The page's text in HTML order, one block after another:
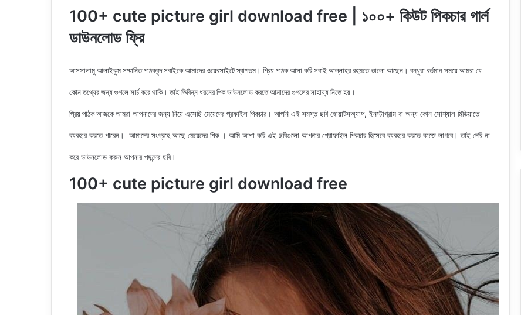
100+ cute picture girl download free | ১০০+ কিউট পিকচার গার্ল
ডাউনলোড ফ্রি
আসসালামু আলাইকুম সম্মানিত পাঠকবৃন্দ সবাইকে আমাদের ওয়েবসাইটে স্বাগতম। প্রিয় পাঠক আসা করি সবাই আল্লাহর রহমতে ভালো আছেন। বন্ধুরা বর্তমান সময়ে আমরা যে
কোন তথ্যের জন্য গুগলে সার্চ করে থাকি। তাই ভিবিন্ন ধরনের পিক ডাউনলোড করতে আমাদের গুগলের সাহায্য নিতে হয়।
প্রিয় পাঠক আজকেআমরা আপনাদের জন্য নিয়ে এসেছি মেয়েদের প্রফাইল পিকচার। আপনি এই সমস্ত ছবি হোয়াটসঅ্যাপ, ইনস্টাগ্রাম বা অন্য কোন সোশ্যাল মিডিয়াতে
ব্যবহার করতে পারেন। আমাদের সংগ্রহে আছে মেয়েদের পিক । আমি আশা করি এই ছবিগুলো আপনার প্রোফাইল পিকচার হিসেবে ব্যবহার করতে কাজে লাগবে। তাই দেরি না
করে ডাউনলোড করুন আপনার পছন্দের ছবি।
100+ cute picture girl download free